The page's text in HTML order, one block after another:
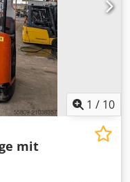
geçin. Sahada çok
1 / 10
mit